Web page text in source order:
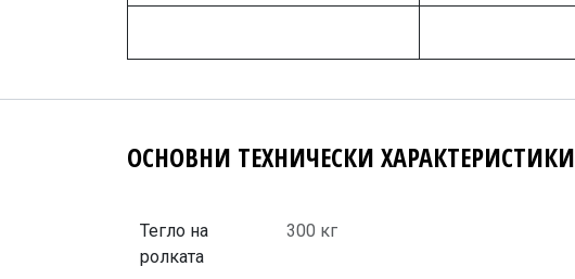
ОСНОВНИ ТЕХНИЧЕСКИ ХАРАКТЕРИСТИКИ
Тегло на
ролката
300 кг